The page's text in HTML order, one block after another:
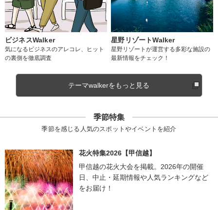
ビジネスWalker
気になるビジネスのアレコレ、ヒット
の裏側を徹底調査
星野リゾートWalker
星野リゾートが運営する多彩な施設の
最新情報をチェック！
テーマwalkerをもっと見る
季節特集
季節を感じる人気のスポットやイベントを紹介
花火特集2026【甲信越】
甲信越の花火大会を掲載。2026年の開催
日、中止・延期情報や人気ランキングなど
をお届け！